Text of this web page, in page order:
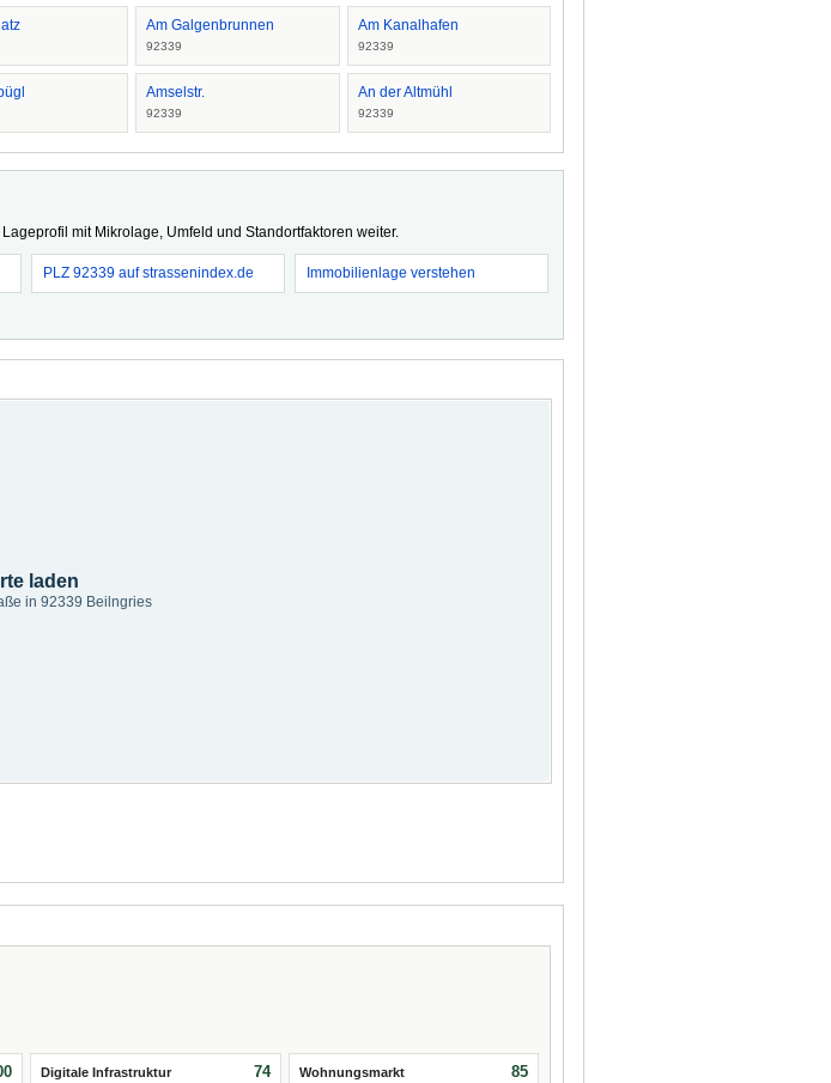
Am Galgenbrunnen
92339
Am Kanalhafen
92339
Amselstr.
92339
An der Altmühl
92339
mit Mikrolage, Umfeld und Standortfaktoren weiter.
PLZ 92339 auf strassenindex.de Immobilienlage verstehen
laden
in 92339 Beilngries
Digitale Infrastruktur 74 Wohnungsmarkt 85